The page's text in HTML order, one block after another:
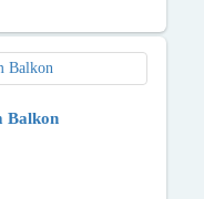
Balkon